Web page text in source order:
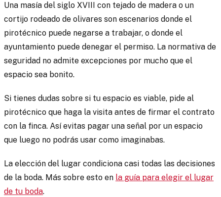
Una masía del siglo XVIII con tejado de madera o un
cortijo rodeado de olivares son escenarios donde el
pirotécnico puede negarse a trabajar, o donde el
ayuntamiento puede denegar el permiso. La normativa de
seguridad no admite excepciones por mucho que el
espacio sea bonito.
Si tienes dudas sobre si tu espacio es viable, pide al
pirotécnico que haga la visita antes de firmar el contrato
con la finca. Así evitas pagar una señal por un espacio
que luego no podrás usar como imaginabas.
La elección del lugar condiciona casi todas las decisiones
de la boda. Más sobre esto en la guía para elegir el lugar
de tu boda.